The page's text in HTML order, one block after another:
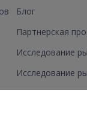
Блог
Партнерская
Исследование
Исследование